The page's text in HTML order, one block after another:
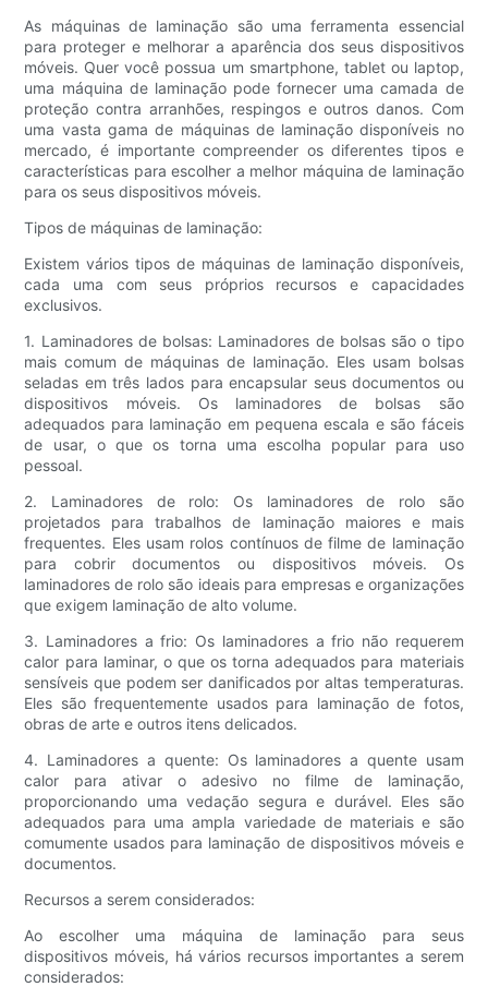
As máquinas de laminação são uma ferramenta essencial
para proteger e melhorar a aparência dos seus dispositivos
móveis. Quer você possua um smartphone, tablet ou laptop,
uma máquina de laminação pode fornecer uma camada de
proteção contra arranhões, respingos e outros danos. Com
uma vasta gama de máquinas de laminação disponíveis no
mercado, é importante compreender os diferentes tipos e
características para escolher a melhor máquina de laminação
para os seus dispositivos móveis.
Tipos de máquinas de laminação:
Existem vários tipos de máquinas de laminação disponíveis,
cada uma com seus próprios recursos e capacidades
exclusivos.
1. Laminadores de bolsas: Laminadores de bolsas são o tipo
mais comum de máquinas de laminação. Eles usam bolsas
seladas em três lados para encapsular seus documentos ou
dispositivos móveis. Os laminadores de bolsas são
adequados para laminação em pequena escala e são fáceis
de usar, o que os torna uma escolha popular para uso
pessoal.
2. Laminadores de rolo: Os laminadores de rolo são
projetados para trabalhos de laminação maiores e mais
frequentes. Eles usam rolos contínuos de filme de laminação
para cobrir documentos ou dispositivos móveis. Os
laminadores de rolo são ideais para empresas e organizações
que exigem laminação de alto volume.
3. Laminadores a frio: Os laminadores a frio não requerem
calor para laminar, o que os torna adequados para materiais
sensíveis que podem ser danificados por altas temperaturas.
Eles são frequentemente usados ​​para laminação de fotos,
obras de arte e outros itens delicados.
4. Laminadores a quente: Os laminadores a quente usam
calor para ativar o adesivo no filme de laminação,
proporcionando uma vedação segura e durável. Eles são
adequados para uma ampla variedade de materiais e são
comumente usados ​​para laminação de dispositivos móveis e
documentos.
Recursos a serem considerados:
Ao escolher uma máquina de laminação para seus
dispositivos móveis, há vários recursos importantes a serem
considerados: